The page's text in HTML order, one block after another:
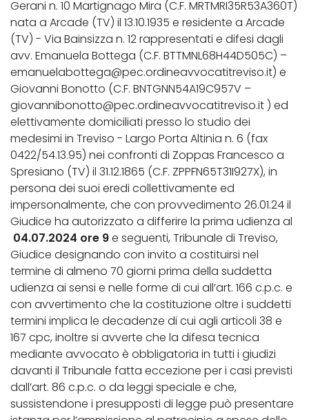
Gerani n. 10 Martignago Mira (C.F. MRTMRI35R53A360T)
nata a Arcade (TV) il 13.10.1935 e residente a Arcade
(TV) - Via Bainsizza n. 12 rappresentati e difesi dagli
avv. Emanuela Bottega (C.F. BTTMNL68H44D505C) –
emanuelabottega@pec.ordineavvocatitreviso.it) e
Giovanni Bonotto (C.F. BNTGNN54A19C957V –
giovannibonotto@pec.ordineavvocatitreviso.it ) ed
elettivamente domiciliati presso lo studio dei
medesimi in Treviso - Largo Porta Altinia n. 6 (fax
0422/54.13.95) nei confronti di Zoppas Francesco a
Spresiano (TV) il 31.12.1865 (C.F. ZPPFN65T31I927X), in
persona dei suoi eredi collettivamente ed
impersonalmente, che con provvedimento 26.01.24 il
Giudice ha autorizzato a differire la prima udienza al
04.07.2024 ore 9e seguenti, Tribunale di Treviso,
Giudice designando con invito a costituirsi nel
termine di almeno 70 giorni prima della suddetta
udienza ai sensi e nelle forme di cui all’art. 166 c.p.c. e
con avvertimento che la costituzione oltre i suddetti
termini implica le decadenze di cui agli articoli 38 e
167 cpc, inoltre si avverte che la difesa tecnica
mediante avvocato è obbligatoria in tutti i giudizi
davanti il Tribunale fatta eccezione per i casi previsti
dall’art. 86 c.p.c. o da leggi speciale e che,
sussistendone i presupposti di legge può presentare